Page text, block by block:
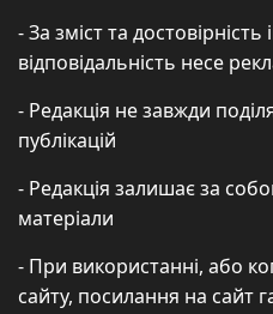
- За зміст та
відповідальність несе
- Редакція не завжди
публікацій
- Редакція залишає за
матеріали
- При використанні, або
сайту, посилання на сайт